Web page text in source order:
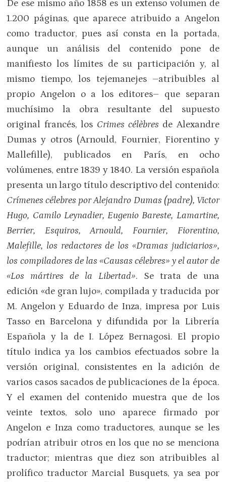
De ese mismo año 1858 es un extenso volumen de
1.200 páginas, que aparece atribuido a Angelon
como traductor, pues así consta en la portada,
aunque un análisis del contenido pone de
manifiesto los límites de su participación y, al
mismo tiempo, los tejemanejes –atribuibles al
propio Angelon o a los editores– que separan
muchísimo la obra resultante del supuesto
original francés, los Crimes célèbres de Alexandre
Dumas y otros (Arnould, Fournier, Fiorentino y
Mallefille), publicados en París, en ocho
volúmenes, entre 1839 y 1840. La versión española
presenta un largo título descriptivo del contenido:
Crímenes célebres por Alejandro Dumas (padre), Victor
Hugo, Camilo Leynadier, Eugenio Bareste, Lamartine,
Berrier, Esquiros, Arnould, Fournier, Fiorentino,
Malefille, los redactores de los «Dramas judiciarios»,
los compiladores de las «Causas célebres» y el autor de
«Los mártires de la Libertad». Se trata de una
edición «de gran lujo», compilada y traducida por
M. Angelon y Eduardo de Inza, impresa por Luis
Tasso en Barcelona y difundida por la Librería
Española y la de I. López Bernagosi. El propio
título indica ya los cambios efectuados sobre la
versión original, consistentes en la adición de
varios casos sacados de publicaciones de la época.
Y el examen del contenido muestra que de los
veinte textos, solo uno aparece firmado por
Angelon e Inza como traductores, aunque se les
podrían atribuir otros en los que no se menciona
traductor; mientras que diez son atribuibles al
prolífico traductor Marcial Busquets, ya sea por